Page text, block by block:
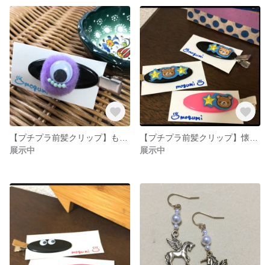
展示中
展示中